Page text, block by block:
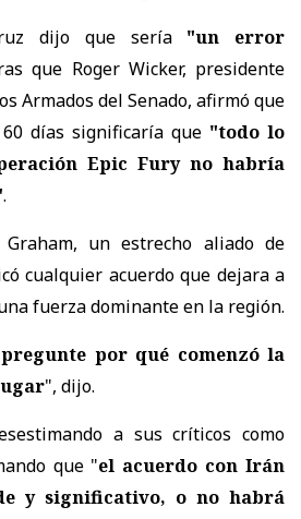
dijo que sería "un error
que Roger Wicker, presidente
Armados del Senado, afirmó que
días significaría que "todo lo
Epic Fury no habría
.
un estrecho aliado de
cualquier acuerdo que dejara a
fuerza dominante en la región.
por qué comenzó la
", dijo.
a sus críticos como
que "el acuerdo con Irán
y significativo, o no habrá